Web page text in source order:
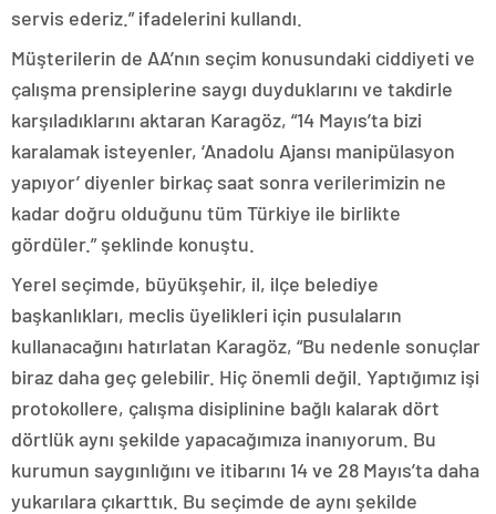
servis ederiz.” ifadelerini kullandı.
Müşterilerin de AA’nın seçim konusundaki ciddiyeti ve
çalışma prensiplerine saygı duyduklarını ve takdirle
karşıladıklarını aktaran Karagöz, “14 Mayıs’ta bizi
karalamak isteyenler, ‘Anadolu Ajansı manipülasyon
yapıyor’ diyenler birkaç saat sonra verilerimizin ne
kadar doğru olduğunu tüm Türkiye ile birlikte
gördüler.” şeklinde konuştu.
Yerel seçimde, büyükşehir, il, ilçe belediye
başkanlıkları, meclis üyelikleri için pusulaların
kullanacağını hatırlatan Karagöz, “Bu nedenle sonuçlar
biraz daha geç gelebilir. Hiç önemli değil. Yaptığımız işi
protokollere, çalışma disiplinine bağlı kalarak dört
dörtlük aynı şekilde yapacağımıza inanıyorum. Bu
kurumun saygınlığını ve itibarını 14 ve 28 Mayıs’ta daha
yukarılara çıkarttık. Bu seçimde de aynı şekilde